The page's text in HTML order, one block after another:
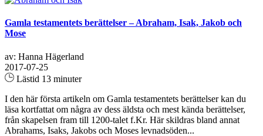
Gamla testamentets berättelser – Abraham, Isak, Jakob och
Mose
av: Hanna Hägerland
2017-07-25
Lästid 13 minuter
I den här första artikeln om Gamla testamentets berättelser kan du
läsa kortfattat om några av dess äldsta och mest kända berättelser,
från skapelsen fram till 1200-talet f.Kr. Här skildras bland annat
Abrahams, Isaks, Jakobs och Moses levnadsöden...